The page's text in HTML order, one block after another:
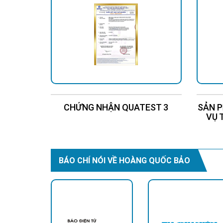
hàng đầu cho việc
lượng mặt trời ngày
CHỨNG NHẬN QUATEST 3
SẢN
VỤ
BÁO CHÍ NÓI VỀ HOÀNG QUỐC BẢO